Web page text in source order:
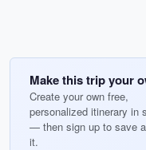
Make this trip your
Create your own free,
personalized itinerary in
— then sign up to save
it.